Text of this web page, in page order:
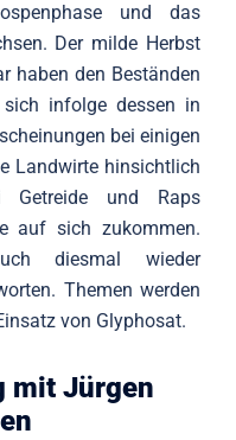
und das
Der milde Herbst
haben den Beständen
infolge dessen in
bei einigen
Landwirte hinsichtlich
Getreide und Raps
auf sich zukommen.
diesmal wieder
Themen werden
von Glyphosat.
mit Jürgen